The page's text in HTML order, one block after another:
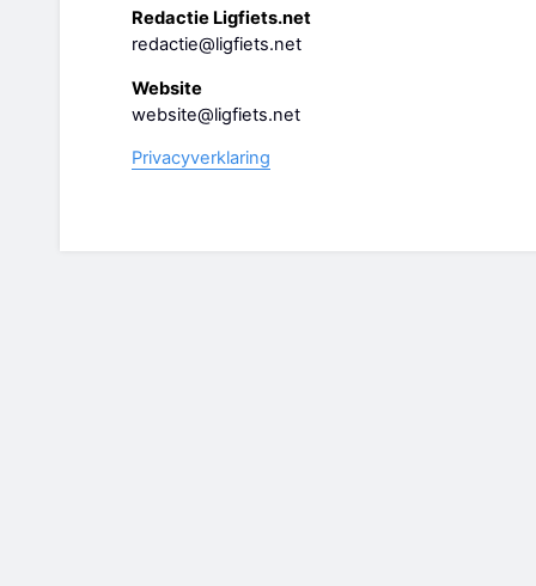
Redactie Ligfiets.net
redactie@ligfiets.net
Website
website@ligfiets.net
Privacyverklaring